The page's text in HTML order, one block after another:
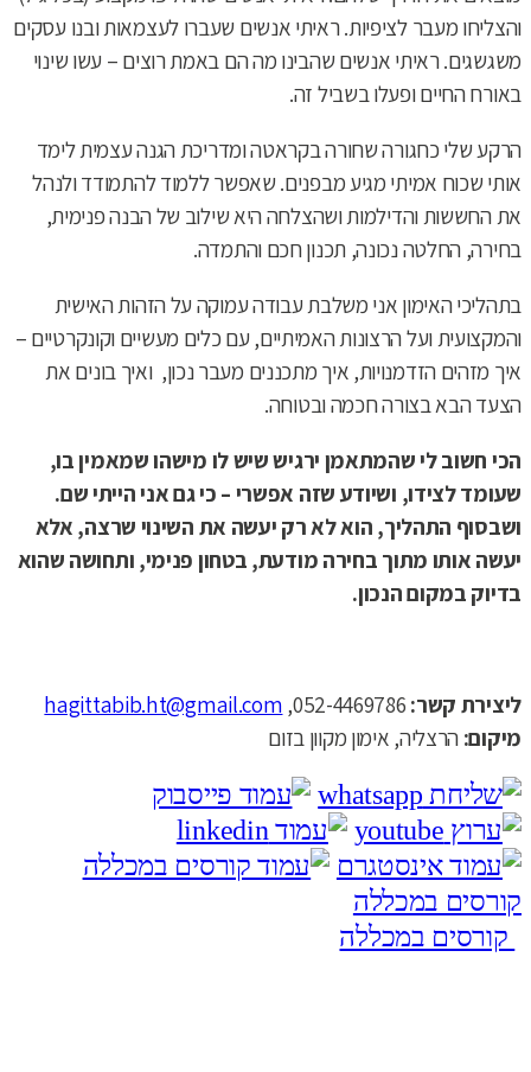
והצליחו מעבר לציפיות. ראיתי אנשים שעברו לעצמאות ובנו עסקים
משגשגים. ראיתי אנשים שהבינו מה הם באמת רוצים – עשו שינוי
באורח החיים ופעלו בשביל זה.
הרקע שלי כחגורה שחורה בקראטה ומדריכת הגנה עצמית לימד
אותי שכוח אמיתי מגיע מבפנים. שאפשר ללמוד להתמודד ולנהל
את החששות והדילמות ושהצלחה היא שילוב של הבנה פנימית,
בחירה, החלטה נכונה, תכנון חכם והתמדה.
בתהליכי האימון אני משלבת עבודה עמוקה על הזהות האישית
והמקצועית ועל הרצונות האמיתיים, עם כלים מעשיים וקונקרטיים –
איך מזהים הזדמנויות, איך מתכננים מעבר נכון, ואיך בונים את
הצעד הבא בצורה חכמה ובטוחה.
הכי חשוב לי שהמתאמן ירגיש שיש לו מישהו שמאמין בו,
שעומד לצידו, ושיודע שזה אפשרי – כי גם אני הייתי שם.
ושבסוף התהליך, הוא לא רק יעשה את השינוי שרצה, אלא
יעשה אותו מתוך בחירה מודעת, בטחון פנימי, ותחושה שהוא
בדיוק במקום הנכון.
ליצירת קשר:
hagittabib.ht@gmail.com
מיקום: הרצליה, אימון מקוון בזום
קורסים במכללה
קורסים במכללה